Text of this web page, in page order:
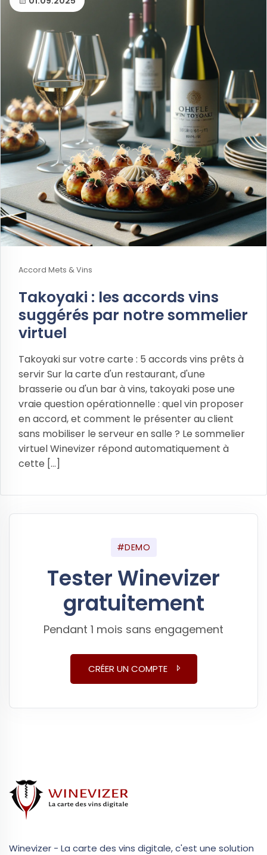
Accord Mets & Vins
Takoyaki : les accords vins
suggérés par notre sommelier
virtuel
Takoyaki sur votre carte : 5 accords vins prêts à
servir Sur la carte d'un restaurant, d'une
brasserie ou d'un bar à vins, takoyaki pose une
vraie question opérationnelle : quel vin proposer
en accord, et comment le présenter au client
sans mobiliser le serveur en salle ? Le sommelier
virtuel Winevizer répond automatiquement à
cette [...]
#DEMO
Tester Winevizer
gratuitement
Pendant 1 mois sans engagement
CRÉER UN COMPTE
Winevizer - La carte des vins digitale, c'est une solution